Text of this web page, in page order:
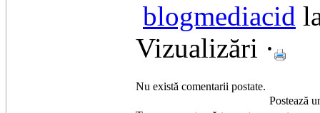
blogmediacid
Vizualizări ·
Nu există comentarii postate.
Postează